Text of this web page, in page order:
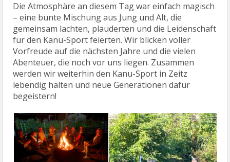
Die Atmosphäre an diesem Tag war einfach magisch
– eine bunte Mischung aus Jung und Alt, die
gemeinsam lachten, plauderten und die Leidenschaft
für den Kanu-Sport feierten. Wir blicken voller
Vorfreude auf die nächsten Jahre und die vielen
Abenteuer, die noch vor uns liegen. Zusammen
werden wir weiterhin den Kanu-Sport in Zeitz
lebendig halten und neue Generationen dafür
begeistern!